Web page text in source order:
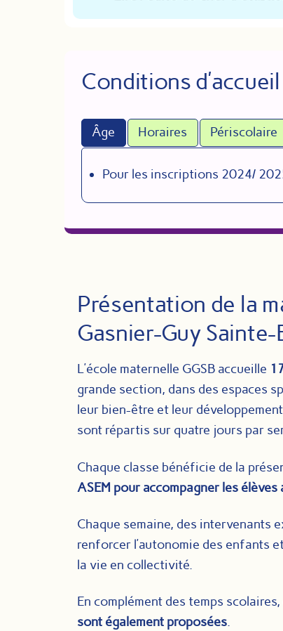
Conditions d’accueil
Âge Horaires Périscolaire
Pour les inscriptions 2024/
Présentation de la
Gasnier-Guy
L’école maternelle GGSB accueille
grande section, dans des espaces
leur bien-être et leur
sont répartis sur quatre jours par
Chaque classe bénéficie de la
ASEM pour accompagner les
Chaque semaine, des intervenants
renforcer l’autonomie des enfants
la vie en collectivité.
En complément des temps scolaires,
sont également proposées.